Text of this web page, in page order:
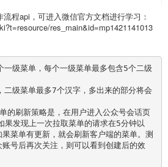
程api，可进入微信官方文档进行学习：
res_main&id=mp1421141013
一级菜单，每个一级菜单最多包含5个二级
二级菜单最多7个汉字，多出来的部分将会
的刷新策略是，在用户进入公众号会话页
发现上一次拉取菜单的请求在5分钟以
菜单有更新，就会刷新客户端的菜单。测
号后再次关注，则可以看到创建后的效